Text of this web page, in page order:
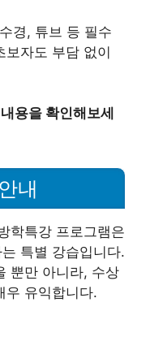
경, 튜브 등 필수
보자도 부담 없이
용을 확인해보세
내
학특강 프로그램은
특별 강습입니다.
뿐만 아니라, 수상
우 유익합니다.